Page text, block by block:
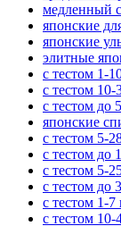
медленный
японские
японские
элитные
с тестом 1-
с тестом 10-
с тестом до
японские
с тестом 5-
с тестом до
с тестом 5-
с тестом до
с тестом 1-7
с тестом 10-